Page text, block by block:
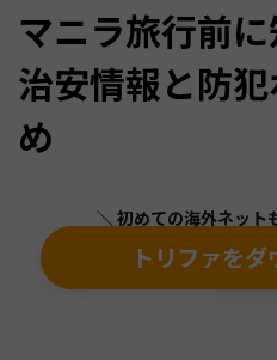
マニラ旅行前
治安情報と防
め
＼ 初めての海外ネット
トリファを